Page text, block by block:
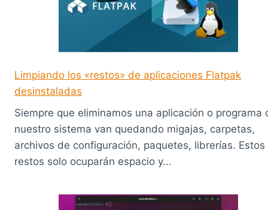
Limpiando los «restos» de aplicaciones Flatpak
desinstaladas
Siempre que eliminamos una aplicación o programa
nuestro sistema van quedando migajas, carpetas,
archivos de configuración, paquetes, librerías. Estos
restos solo ocuparán espacio y...